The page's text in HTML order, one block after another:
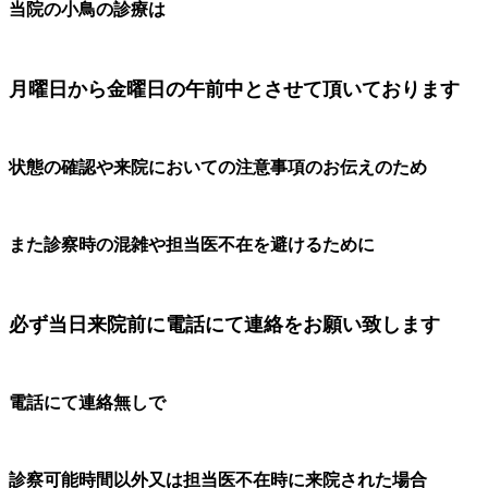
当院の小鳥の診療は
月曜日から金曜日の午前中とさせて頂いております
状態の確認や来院においての注意事項のお伝えのため
また診察時の混雑や担当医不在を避けるために
必ず当日来院前に電話にて連絡をお願い致します
電話にて連絡無しで
診察可能時間以外又は担当医不在時に来院された場合